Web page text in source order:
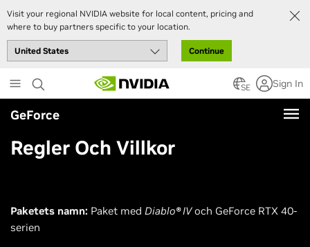
Visit your regional NVIDIA website for local content, pricing and
where to buy partners specific to your location.
Continue
to
main
content
SE Sign In
GeForce
Regler Och Villkor
Paketets namn: Paket med Diablo®IVoch GeForce RTX 40-
serien